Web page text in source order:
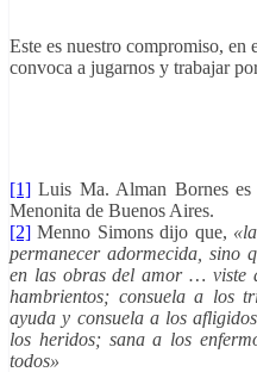
Este es nuestro compromiso, en
convoca a jugarnos y trabajar
[1] Luis Ma. Alman Bornes es
Menonita de Buenos Aires.
[2] Menno Simons dijo que,
permanecer adormecida, sino
en las obras del amor … viste
hambrientos; consuela a los
ayuda y consuela a los
los heridos; sana a los
todos»